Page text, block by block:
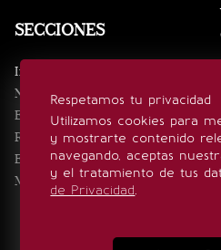
Respetamos tu privacidad
Utilizamos cookies para
y mostrarte contenido
navegando, aceptas
y el tratamiento de tus
de Privacidad.
SECCIONES
Inicio
Noticias
Eventos
Realeza
Estilo de vida
Minuto x Minuto